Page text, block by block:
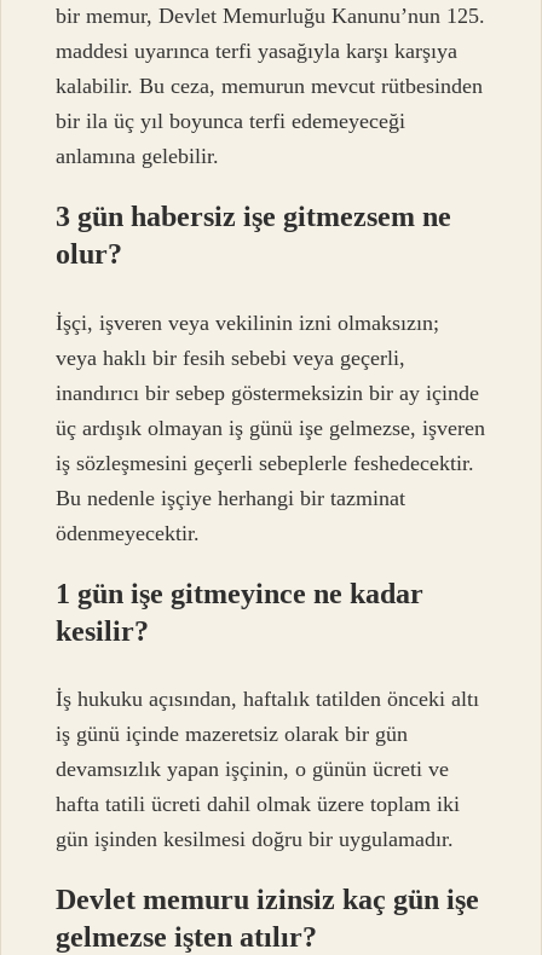
bir memur, Devlet Memurluğu Kanunu’nun 125.
maddesi uyarınca terfi yasağıyla karşı karşıya
kalabilir. Bu ceza, memurun mevcut rütbesinden
bir ila üç yıl boyunca terfi edemeyeceği
anlamına gelebilir.
3 gün habersiz işe gitmezsem ne
olur?
İşçi, işveren veya vekilinin izni olmaksızın;
veya haklı bir fesih sebebi veya geçerli,
inandırıcı bir sebep göstermeksizin bir ay içinde
üç ardışık olmayan iş günü işe gelmezse, işveren
iş sözleşmesini geçerli sebeplerle feshedecektir.
Bu nedenle işçiye herhangi bir tazminat
ödenmeyecektir.
1 gün işe gitmeyince ne kadar
kesilir?
İş hukuku açısından, haftalık tatilden önceki altı
iş günü içinde mazeretsiz olarak bir gün
devamsızlık yapan işçinin, o günün ücreti ve
hafta tatili ücreti dahil olmak üzere toplam iki
gün işinden kesilmesi doğru bir uygulamadır.
Devlet memuru izinsiz kaç gün işe
gelmezse işten atılır?